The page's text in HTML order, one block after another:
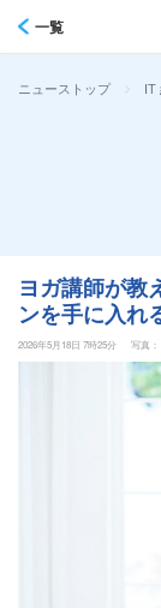
一覧
ニューストップ > IT
ヨガ講師が教
ンを手に入れ
2026年5月18日 7時25分 写真